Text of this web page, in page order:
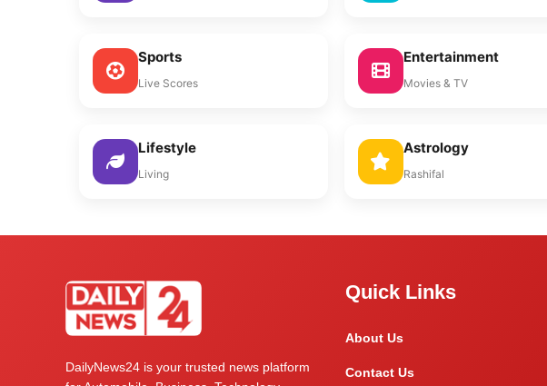
Sports
Live Scores
Entertainment
Movies & TV
Lifestyle
Living
Astrology
Rashifal
DailyNews24 is your trusted news platform
Quick Links
About Us
Contact Us